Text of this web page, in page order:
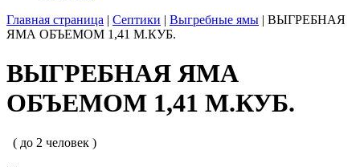
Главная страница | Септики | Выгребные ямы | ВЫГРЕБНАЯ
ЯМА ОБЪЕМОМ 1,41 М.КУБ.
ВЫГРЕБНАЯ ЯМА
ОБЪЕМОМ 1,41 М.КУБ.
( до 2 человек )